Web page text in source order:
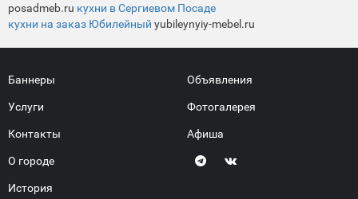
posadmeb.ru кухни в Сергиевом Посаде
кухни на заказ Юбилейный yubileynyiy-mebel.ru
Баннеры
Услуги
Контакты
О городе
История
Объявления
Фотогалерея
Афиша